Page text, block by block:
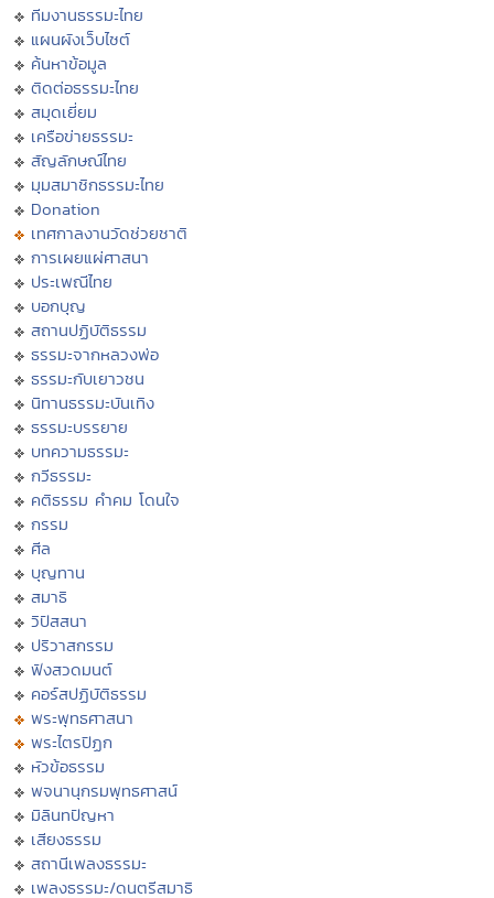
ทีมงานธรรมะไทย
แผนผังเว็บไซต์
ค้นหาข้อมูล
ติดต่อธรรมะไทย
สมุดเยี่ยม
เครือข่ายธรรมะ
สัญลักษณ์ไทย
มุมสมาชิกธรรมะไทย
Donation
เทศกาลงานวัดช่วยชาติ
การเผยแผ่ศาสนา
ประเพณีไทย
บอกบุญ
สถานปฏิบัติธรรม
ธรรมะจากหลวงพ่อ
ธรรมะกับเยาวชน
นิทานธรรมะบันเทิง
ธรรมะบรรยาย
บทความธรรมะ
กวีธรรมะ
คติธรรม คำคม โดนใจ
กรรม
ศีล
บุญทาน
สมาธิ
วิปัสสนา
ปริวาสกรรม
ฟังสวดมนต์
คอร์สปฏิบัติธรรม
พระพุทธศาสนา
พระไตรปิฏก
หัวข้อธรรม
พจนานุกรมพุทธศาสน์
มิลินทปัญหา
เสียงธรรม
สถานีเพลงธรรมะ
เพลงธรรมะ/ดนตรีสมาธิ